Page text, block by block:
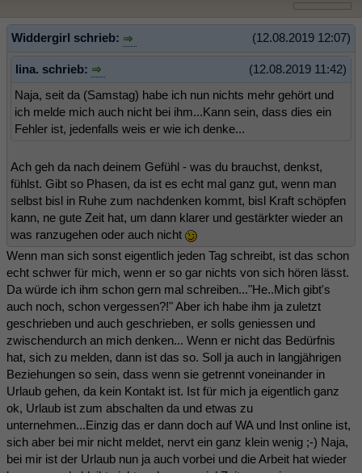
(12.08.2019 12:07)
Widdergirl schrieb:
(12.08.2019 11:42)
lina. schrieb:
Naja, seit da (Samstag) habe ich nun nichts mehr gehört und
ich melde mich auch nicht bei ihm...Kann sein, dass dies ein
Fehler ist, jedenfalls weis er wie ich denke...
Ach geh da nach deinem Gefühl - was du brauchst, denkst,
fühlst. Gibt so Phasen, da ist es echt mal ganz gut, wenn man
selbst bisl in Ruhe zum nachdenken kommt, bisl Kraft schöpfen
kann, ne gute Zeit hat, um dann klarer und gestärkter wieder an
was ranzugehen oder auch nicht
Wenn man sich sonst eigentlich jeden Tag schreibt, ist das schon
echt schwer für mich, wenn er so gar nichts von sich hören lässt.
Da würde ich ihm schon gern mal schreiben..."He..Mich gibt's
auch noch, schon vergessen?!" Aber ich habe ihm ja zuletzt
geschrieben und auch geschrieben, er solls geniessen und
zwischendurch an mich denken... Wenn er nicht das Bedürfnis
hat, sich zu melden, dann ist das so. Soll ja auch in langjährigen
Beziehungen so sein, dass wenn sie getrennt voneinander in
Urlaub gehen, da kein Kontakt ist. Ist für mich ja eigentlich ganz
ok, Urlaub ist zum abschalten da und etwas zu
unternehmen...Einzig das er dann doch auf WA und Inst online ist,
sich aber bei mir nicht meldet, nervt ein ganz klein wenig ;-) Naja,
bei mir ist der Urlaub nun ja auch vorbei und die Arbeit hat wieder